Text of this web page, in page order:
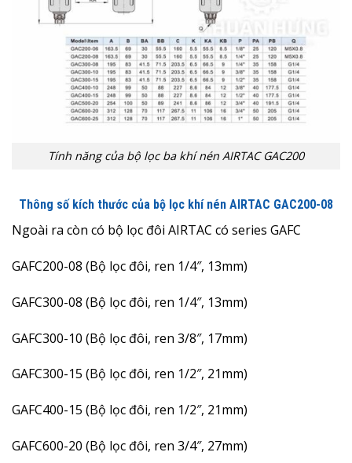
Tính năng của bộ lọc ba khí nén AIRTAC GAC200
Thông số kích thước của bộ lọc khí nén AIRTAC GAC200-08
Ngoài ra còn có bộ lọc đôi AIRTAC có series GAFC
GAFC200-08 (Bộ lọc đôi, ren 1/4″, 13mm)
GAFC300-08 (Bộ lọc đôi, ren 1/4″, 13mm)
GAFC300-10 (Bộ lọc đôi, ren 3/8″, 17mm)
GAFC300-15 (Bộ lọc đôi, ren 1/2″, 21mm)
GAFC400-15 (Bộ lọc đôi, ren 1/2″, 21mm)
GAFC600-20 (Bộ lọc đôi, ren 3/4″, 27mm)